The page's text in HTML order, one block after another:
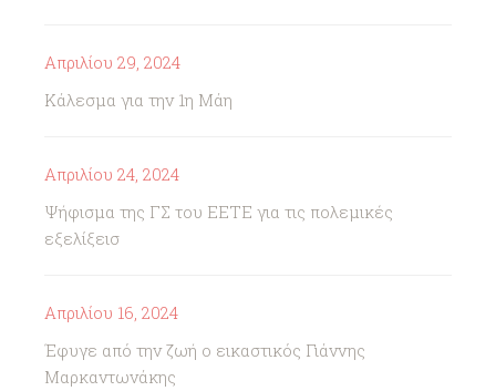
Απριλίου 29, 2024
Κάλεσμα για την 1η Μάη
Απριλίου 24, 2024
Ψήφισμα της ΓΣ του ΕΕΤΕ για τις πολεμικές
εξελίξεισ
Απριλίου 16, 2024
Έφυγε από την ζωή ο εικαστικός Γιάννης
Μαρκαντωνάκης